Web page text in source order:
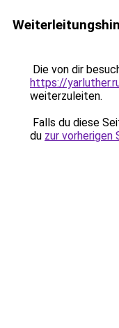
Die von dir
https://
weiterzuleiten.
Falls du diese
du zur vorherigen